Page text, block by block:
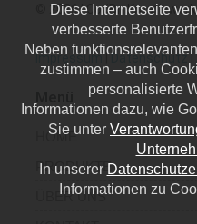
© 2026 | CoriBri
Impressum|Datenschutz|
HOME
PRODUKTE
ÜBER UNS
Diese Internetseite
verbesserte
Neben
zustimmen – auch
personalisierte
Informationen dazu, wie
Sie unter
In unserer
Informationen zu